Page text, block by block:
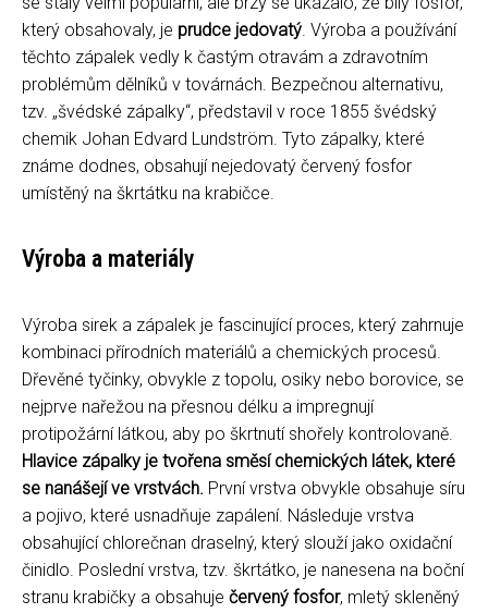
který obsahovaly, je prudce jedovatý. Výroba a používání
těchto zápalek vedly k častým otravám a zdravotním
problémům dělníků v továrnách. Bezpečnou alternativu,
tzv. „švédské zápalky“, představil v roce 1855 švédský
chemik Johan Edvard Lundström. Tyto zápalky, které
známe dodnes, obsahují nejedovatý červený fosfor
umístěný na škrtátku na krabičce.
Výroba a materiály
Výroba sirek a zápalek je fascinující proces, který zahrnuje
kombinaci přírodních materiálů a chemických procesů.
Dřevěné tyčinky, obvykle z topolu, osiky nebo borovice, se
nejprve nařežou na přesnou délku a impregnují
protipožární látkou, aby po škrtnutí shořely kontrolovaně.
Hlavice zápalky je tvořena směsí chemických látek, které
se nanášejí ve vrstvách. První vrstva obvykle obsahuje síru
a pojivo, které usnadňuje zapálení. Následuje vrstva
obsahující chlorečnan draselný, který slouží jako oxidační
činidlo. Poslední vrstva, tzv. škrtátko, je nanesena na boční
stranu krabičky a obsahuje červený fosfor, mletý skleněný